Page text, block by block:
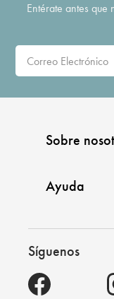
Entérate antes que
Sobre
Ayuda
Síguenos